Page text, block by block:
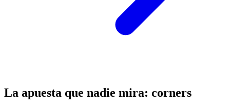
La apuesta que nadie mira: corners